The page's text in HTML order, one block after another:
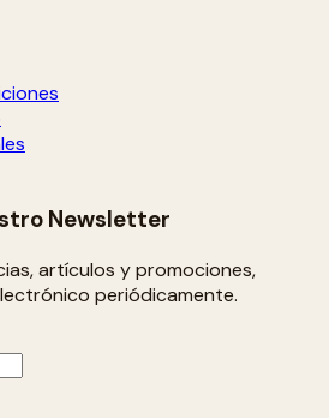
Newsletter
artículos y promociones,
periódicamente.